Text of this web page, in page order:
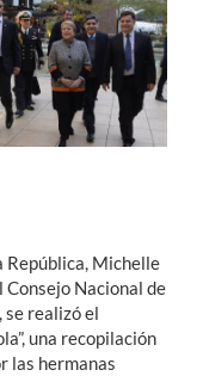
República, Michelle
Nacional de
realizó el
una recopilación
las hermanas